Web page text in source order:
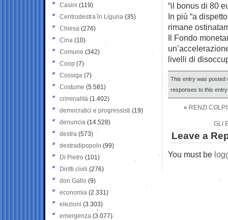
“il bonus di 80
In più “a
rimane
Il Fondo
livelli di
This entry was posted
responses to this
« RENZI
GLI
Leave a
You must be
Casini (119)
Centrodestra in Liguria (35)
Chiesa (276)
Cina (10)
Comune (342)
Coop (7)
Cossiga (7)
Costume (5.581)
criminalità (1.402)
democratici e progressisti (19)
denuncia (14.528)
destra (573)
destradipopolo (99)
Di Pietro (101)
Diritti civili (276)
don Gallo (9)
economia (2.331)
elezioni (3.303)
emergenza (3.077)